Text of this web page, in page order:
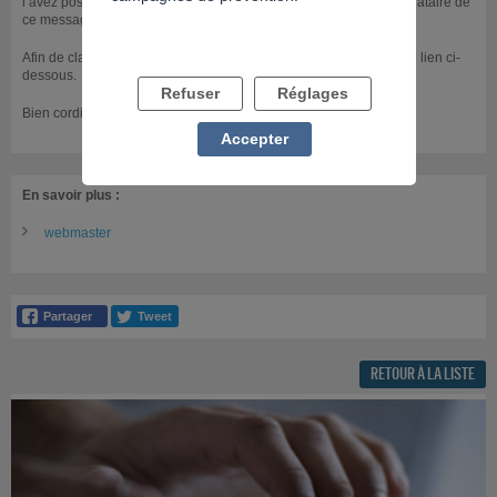
ce message.
Afin de clarifier votre demande, vous pouvez nous contacter via le lien ci-
dessous.
Bien cordialement
En savoir plus :
webmaster
RETOUR À LA LISTE
Refuser Réglages
Accepter